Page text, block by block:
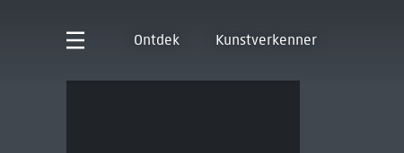
Ontdek Kunstverkenner